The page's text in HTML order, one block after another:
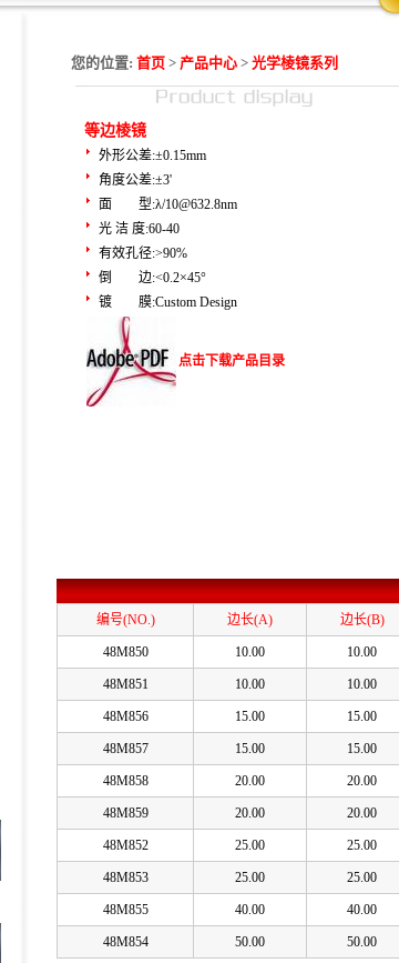
您的位置: 首页 > 产品中心 > 光学棱镜系列
等边棱镜
外形公差:±0.15mm
角度公差:±3'
面 型:λ/10@632.8nm
光 洁 度:60-40
有效孔径:>90%
倒 边:<0.2×45°
镀 膜:Custom Design
点击下载产品目录
编号(NO.) 边长(A) 边长(B)
48M850 10.00 10.00
48M851 10.00 10.00
48M856 15.00 15.00
48M857 15.00 15.00
48M858 20.00 20.00
48M859 20.00 20.00
48M852 25.00 25.00
48M853 25.00 25.00
48M855 40.00 40.00
48M854 50.00 50.00